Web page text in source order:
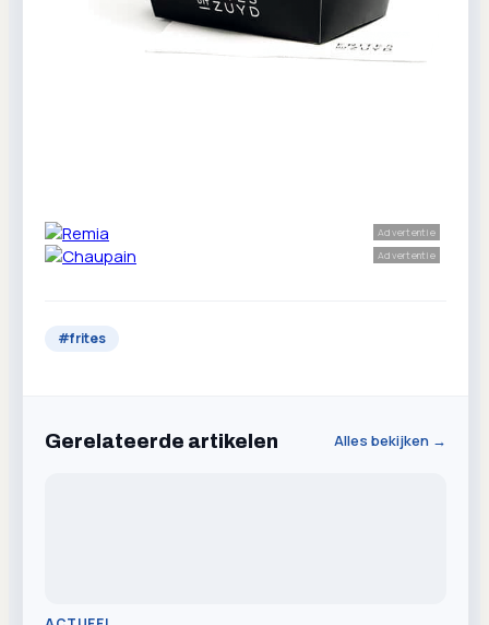
Advertentie
Advertentie
#frites
Gerelateerde artikelen Alles bekijken →